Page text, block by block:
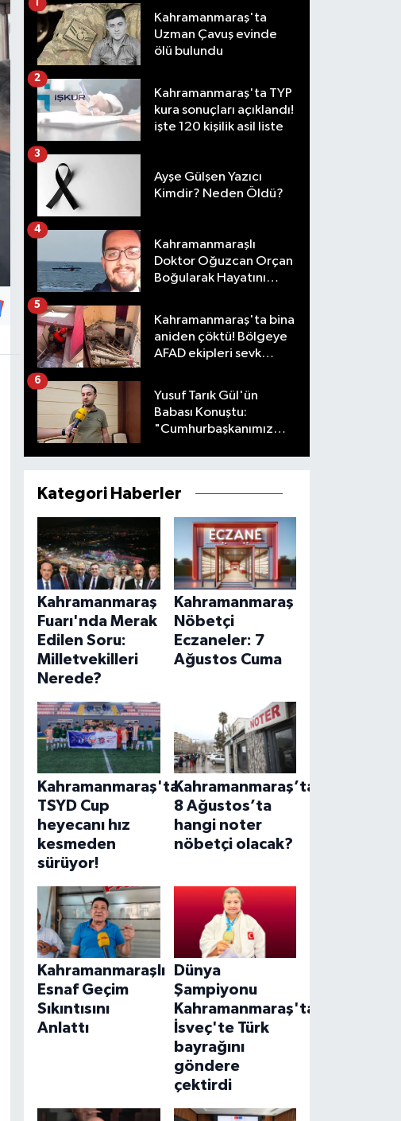
Kahramanmaraş'ta
Uzman Çavuş evinde
ölü bulundu
1
Kahramanmaraş'ta TYP
kura sonuçları açıklandı!
işte 120 kişilik asil liste
2
Ayşe Gülşen Yazıcı
Kimdir? Neden Öldü?
3
Kahramanmaraşlı
Doktor Oğuzcan Orçan
Boğularak Hayatını
4
Kahramanmaraş'ta bina
aniden çöktü! Bölgeye
AFAD ekipleri sevk
5
Yusuf Tarık Gül'ün
Babası Konuştu:
"Cumhurbaşkanımız
6
Kategori Haberler
Kahramanmaraş
Fuarı'nda Merak
Edilen Soru:
Milletvekilleri
Nerede?
Kahramanmaraş
Nöbetçi
Eczaneler: 7
Ağustos Cuma
Kahramanmaraş'ta
TSYD Cup
heyecanı hız
kesmeden
sürüyor!
Kahramanmaraş’ta
8 Ağustos’ta
hangi noter
nöbetçi olacak?
Kahramanmaraşlı
Esnaf Geçim
Sıkıntısını
Anlattı
Dünya
Şampiyonu
Kahramanmaraş'tan!
İsveç'te Türk
bayrağını
göndere
çektirdi